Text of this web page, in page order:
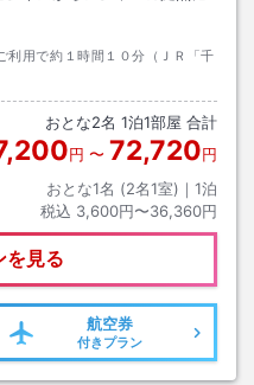
利用で約１時間１０分（ＪＲ「千
おとな2名 1泊1部屋 合計
円 〜 72,720円
おとな1名 (2名1室)｜ 1泊
税込 3,600円〜36,360円
を見る
航空券
付きプラン